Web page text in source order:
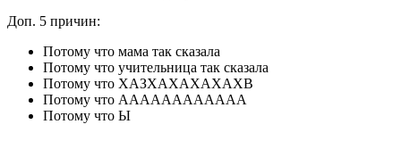
Доп. 5 причин:
Потому что мама так сказала
Потому что учительница так сказала
Потому что ХАЗХАХАХАХАХВ
Потому что АААААААААААА
Потому что Ы